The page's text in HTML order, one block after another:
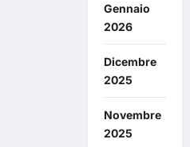
Gennaio
2026
Dicembre
2025
Novembre
2025